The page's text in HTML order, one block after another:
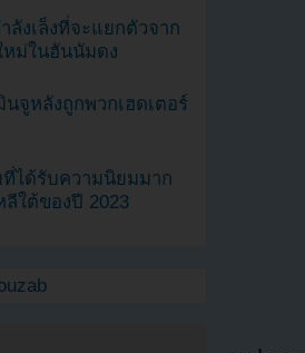
ลังเล็งที่จะแยกตัวจาก
ม่ในฮันนัมดง
จูหลังถูกพวกเฮดเตอร์
ได้รับความนิยมมาก
ลีใต้ของปี 2023